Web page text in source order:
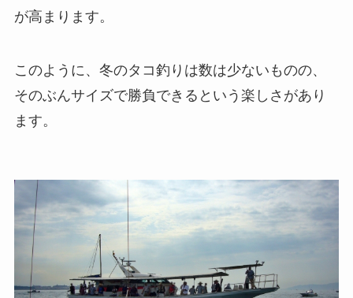
が高まります。
このように、冬のタコ釣りは数は少ないものの、
そのぶんサイズで勝負できるという楽しさがあり
ます。